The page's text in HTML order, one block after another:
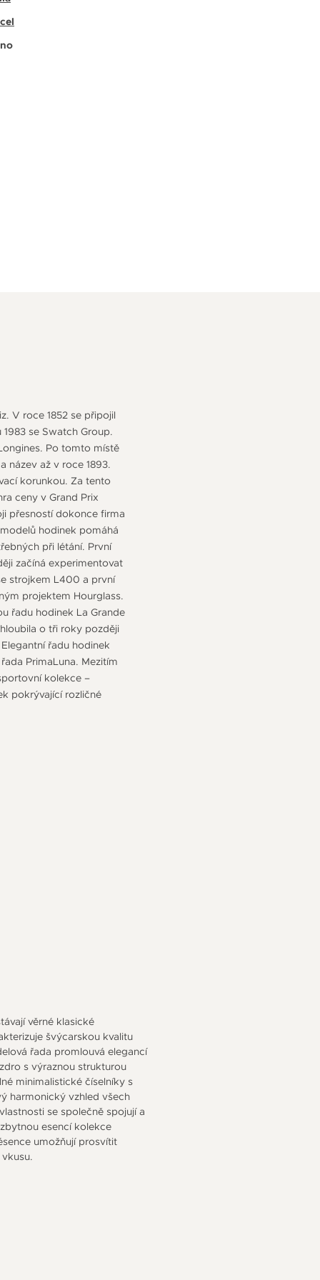
V roce 1852 se připojil
se Swatch Group.
Po tomto místě
název až v roce 1893.
korunkou. Za tento
ceny v Grand Prix
přesností dokonce firma
hodinek pomáhá
při létání. První
začíná experimentovat
strojkem L400 a první
projektem Hourglass.
řadu hodinek La Grande
o tři roky později
řadu hodinek
PrimaLuna. Mezitím
kolekce –
pokrývající rozličné
věrné klasické
švýcarskou kvalitu
řada promlouvá elegancí
s výraznou strukturou
minimalistické číselníky s
harmonický vzhled všech
se společně spojují a
esencí kolekce
umožňují prosvítit